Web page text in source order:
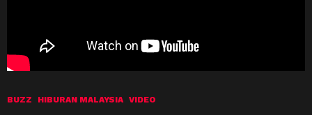
BUZZ HIBURAN MALAYSIA VIDEO